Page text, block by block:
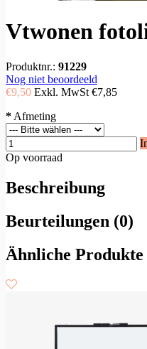
Vtwonen
Produktnr.: 91229
Nog niet beoordeeld
€9,50 Exkl. MwSt €7,85
* Afmeting
Op voorraad
Beschreibung
Beurteilungen (0)
Ähnliche Produkte